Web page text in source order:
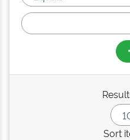
Sort